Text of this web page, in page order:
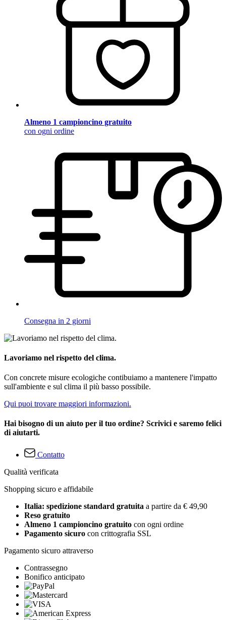
Almeno 1 campioncino gratuito
con ogni ordine
Consegna in 2 giorni
Lavoriamo nel rispetto del clima.
Con concrete misure ecologiche contibuiamo a mantenere l'impatto
sull'ambiente e sul clima il più basso possibile.
Qui puoi trovare maggiori informazioni.
Hai bisogno di un aiuto per il tuo ordine? Scrivici e saremo felici
di aiutarti.
Contatto
Qualità verificata
Shopping sicuro e affidabile
Italia: spedizione standard gratuita a partire da € 49,90
Reso gratuito
Almeno 1 campioncino gratuito con ogni ordine
Pagamento sicuro con crittografia SSL
Pagamento sicuro attraverso
Contrassegno
Bonifico anticipato